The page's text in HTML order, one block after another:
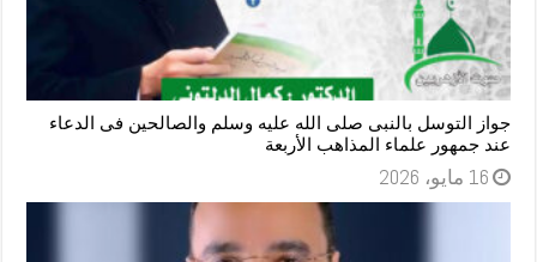
جواز التوسل بالنبى صلى الله عليه وسلم والصالحين فى الدعاء
عند جمهور علماء المذاهب الأربعة
16 مايو، 2026